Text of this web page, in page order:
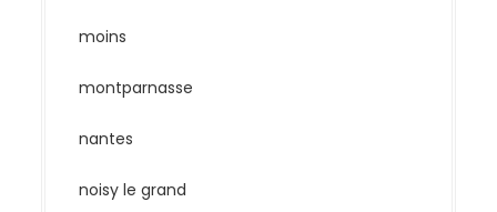
moins
montparnasse
nantes
noisy le grand